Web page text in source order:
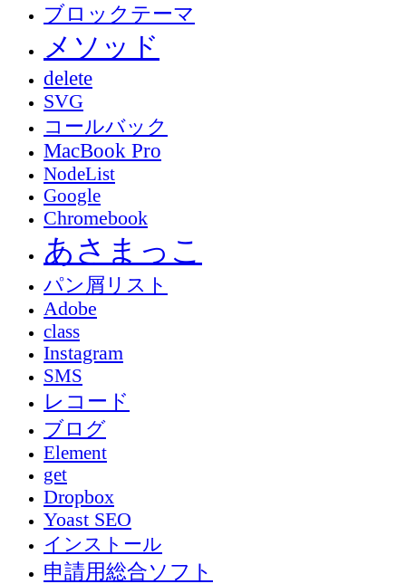
ブロックテーマ
メソッド
delete
SVG
コールバック
MacBook Pro
NodeList
Google
Chromebook
あさまっこ
パン屑リスト
Adobe
class
Instagram
SMS
レコード
ブログ
Element
get
Dropbox
Yoast SEO
インストール
申請用総合ソフト